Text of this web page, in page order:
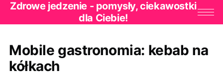
Zdrowe jedzenie - pomysły, ciekawostki
dla Ciebie!
Mobile gastronomia: kebab na
kółkach